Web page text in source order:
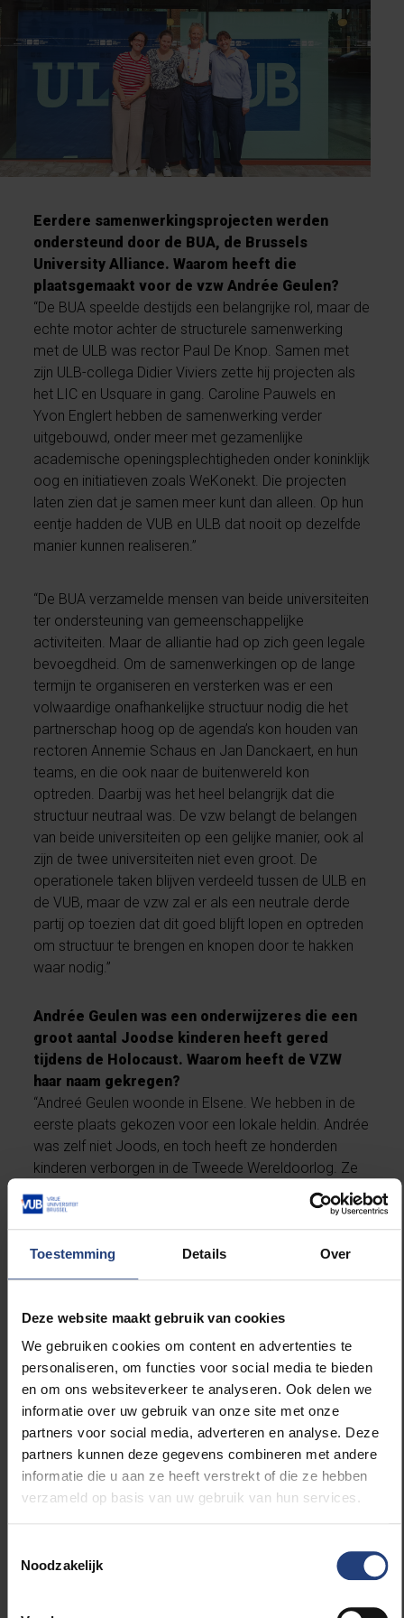
Toestemming Details Over
Deze website maakt gebruik van cookies
We gebruiken cookies om content en advertenties te
personaliseren, om functies voor social media te bieden
en om ons websiteverkeer te analyseren. Ook delen we
informatie over uw gebruik van onze site met onze
partners voor social media, adverteren en analyse. Deze
partners kunnen deze gegevens combineren met andere
informatie die u aan ze heeft verstrekt of die ze hebben
verzameld op basis van uw gebruik van hun services.
Noodzakelijk
Eerdere samenwerkingsprojecten werden
ondersteund door de BUA, de Brussels
University Alliance. Waarom heeft die
plaatsgemaakt voor de vzw Andrée Geulen?
“De BUA speelde destijds een belangrijke rol, maar de
echte motor achter de structurele samenwerking
met de ULB was rector Paul De Knop. Samen met
zijn ULB-collega Didier Viviers zette hij projecten als
het LIC en Usquare in gang. Caroline Pauwels en
Yvon Englert hebben de samenwerking verder
uitgebouwd, onder meer met gezamenlijke
academische openingsplechtigheden onder koninklijk
oog en initiatieven zoals WeKonekt. Die projecten
laten zien dat je samen meer kunt dan alleen. Op hun
eentje hadden de VUB en ULB dat nooit op dezelfde
manier kunnen realiseren.”
“De BUA verzamelde mensen van beide universiteiten
ter ondersteuning van gemeenschappelijke
activiteiten. Maar de alliantie had op zich geen legale
bevoegdheid. Om de samenwerkingen op de lange
termijn te organiseren en versterken was er een
volwaardige onafhankelijke structuur nodig die het
partnerschap hoog op de agenda’s kon houden van
rectoren Annemie Schaus en Jan Danckaert, en hun
teams, en die ook naar de buitenwereld kon
optreden. Daarbij was het heel belangrijk dat die
structuur neutraal was. De vzw belangt de belangen
van beide universiteiten op een gelijke manier, ook al
zijn de twee universiteiten niet even groot. De
operationele taken blijven verdeeld tussen de ULB en
de VUB, maar de vzw zal er als een neutrale derde
partij op toezien dat dit goed blijft lopen en optreden
om structuur te brengen en knopen door te hakken
waar nodig.”
Andrée Geulen was een onderwijzeres die een
groot aantal Joodse kinderen heeft gered
tijdens de Holocaust. Waarom heeft de VZW
haar naam gekregen?
“Andreé Geulen woonde in Elsene. We hebben in de
eerste plaats gekozen voor een lokale heldin. Andrée
was zelf niet Joods, en toch heeft ze honderden
kinderen verborgen in de Tweede Wereldoorlog. Ze
deed met andere woorden wat juist was zonder te
oordelen en zonder culturele grenzen. Dat is in lijn
met de filosofie van de ULB en de VUB. Maar ook
Andrée heeft dit kunnen doen omdat ze erin
geslaagd is om over verschillende
brengen. Ook hier is er een belangrijke link. Wanneer
we onze verschillen aanvaarden en samenwerken,
kunnen we een veel grotere impact hebben. Tussen
de Vlaams- en Franstalige kant van België zijn er
immers ook veel barrières, op vlak van taal, cultuur,
maar ook op vlak van de wet. De VUB hangt af van
het Vlaamse decreet, de ULB van het Waalse. Er zijn
heel wat verschillen die moeten worden overbrugd
om te kunnen samenwerken. En dat zullen we dus
“Andrée Geulen deed wat
juist was, zonder grenzen. Dat